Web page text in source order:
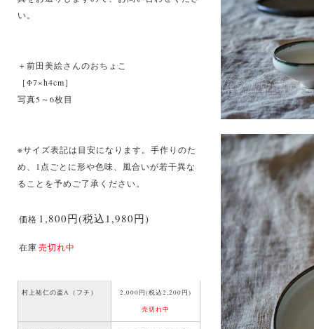
い。
＋前田美絵さんのおちょこ
［Φ7×h4cm］
写真5～6枚目
※サイズ表記は目安になります。手作りのた
め、1点ごとに形や色味、風合いが若干異な
ることを予めご了承ください。
価格 1,800円(税込1,980円)
在庫売切れ中
村上祐仁の盃A（フチ）
2,000円(税込2,200円)
売切れ中